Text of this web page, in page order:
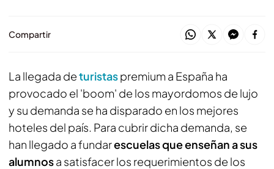
Compartir
La llegada deturistaspremium a España ha
provocado el 'boom' de los mayordomos de lujo
y su demanda se ha disparado en los mejores
hoteles del país. Para cubrir dicha demanda, se
han llegado a fundarescuelas que enseñan a sus
alumnosa satisfacer los requerimientos de los